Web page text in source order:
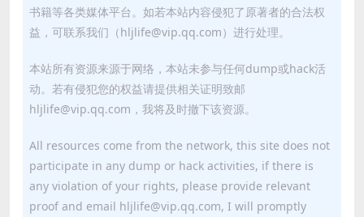
书籍等各类媒体平台。如若本站内容侵犯了原著者的合法权
益，可联系我们（hljlife@vip.qq.com）进行处理。
本站所有资源来源于网络，本站未参与任何dump或hack活
动。若有侵犯您的权益请提供相关证明致邮
hljlife@vip.qq.com，我将及时撤下该资源。
All resources come from the network, this site does not
participate in any dump or hack activities, if there is
any violation of your rights, please provide relevant
proof and email hljlife@vip.qq.com, I will promptly